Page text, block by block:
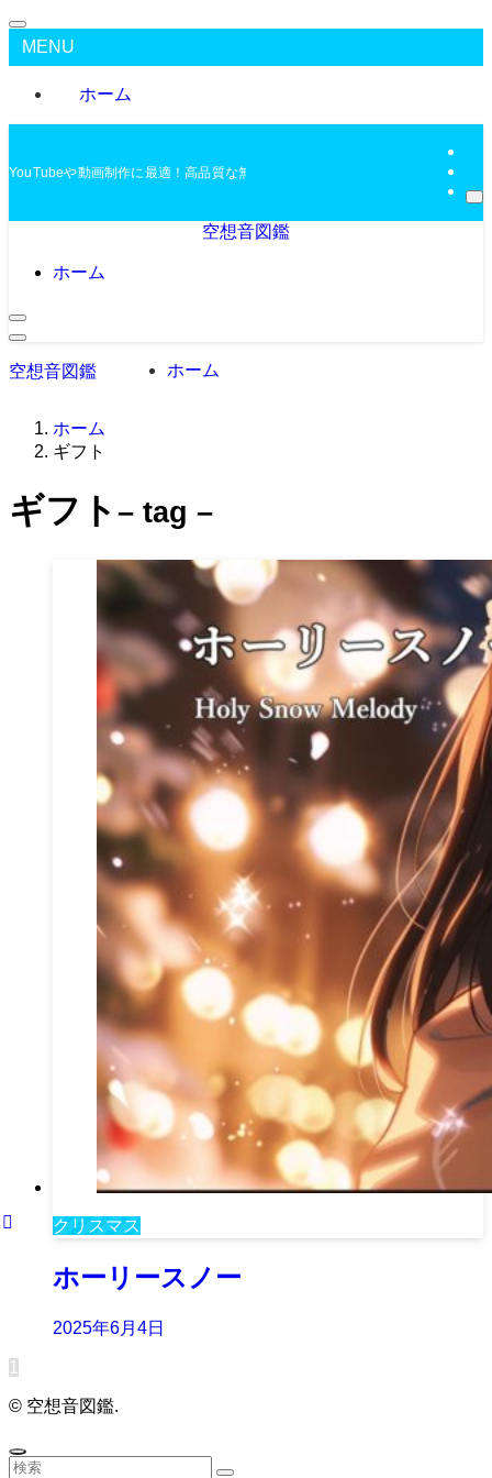
MENU
ホーム
YouTubeや動画制作に最適！高品質な無料BGMを配布中
空想音図鑑
ホーム
空想音図鑑 ホーム
ホーム
ギフト
ギフト – tag –
クリスマス
ホーリースノー
2025年6月4日
1
© 空想音図鑑.